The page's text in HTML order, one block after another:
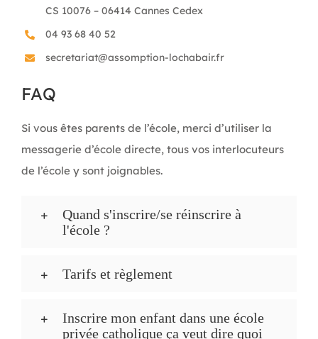
CS 10076 – 06414 Cannes Cedex
04 93 68 40 52
secretariat@assomption-lochabair.fr
FAQ
Si vous êtes parents de l’école, merci d’utiliser la
messagerie d’école directe, tous vos interlocuteurs
de l’école y sont joignables.
Quand s'inscrire/se réinscrire à
l'école ?
Tarifs et règlement
Inscrire mon enfant dans une école
privée catholique ça veut dire quoi